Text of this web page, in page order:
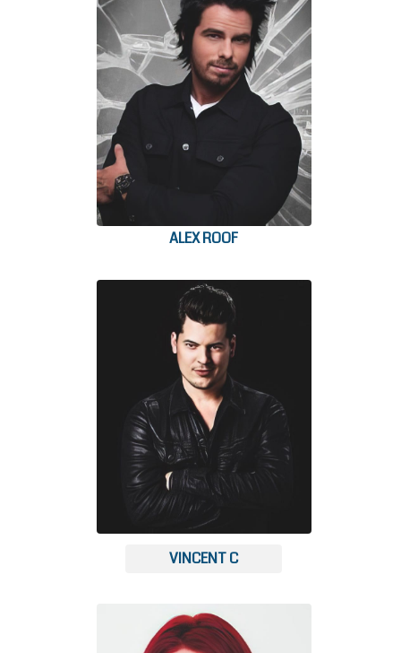
ALEX ROOF
VINCENT C